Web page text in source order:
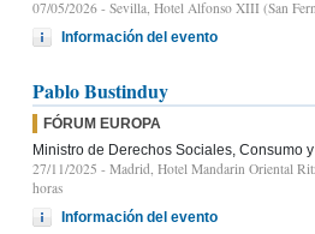
07/05/2026 - Sevilla, Hotel Alfonso XIII (San
Información del evento
Pablo Bustinduy
FÓRUM EUROPA
Ministro de Derechos Sociales, Consumo
27/11/2025 - Madrid, Hotel Mandarin Oriental
horas
Información del evento